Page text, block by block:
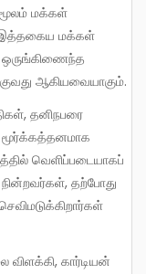
மக்கள்
இத்தகைய மக்கள்
ஆகியவையாகும்.
மூர்க்கத்தனமாக
வெளிப்படையாகப்
நின்றவர்கள், தற்போது